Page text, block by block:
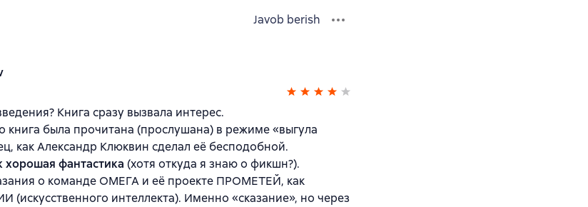
Javob berish
Книга сразу вызвала интерес.
книга была прочитана (прослушана) в режиме «выгула
как Александр Клюквин сделал её бесподобной.
хорошая фантастика (хотя откуда я знаю о фикшн?).
о команде ОМЕГА и её проекте ПРОМЕТЕЙ, как
(искусственного интеллекта). Именно «сказание», но через